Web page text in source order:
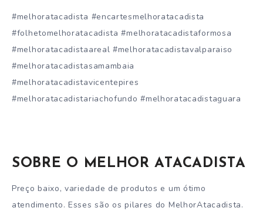
#melhoratacadista #encartesmelhoratacadista
#folhetomelhoratacadista #melhoratacadistaformosa
#melhoratacadistaareal #melhoratacadistavalparaiso
#melhoratacadistasamambaia
#melhoratacadistavicentepires
#melhoratacadistariachofundo #melhoratacadistaguara
SOBRE O MELHOR ATACADISTA
Preço baixo, variedade de produtos e um ótimo
atendimento. Esses são os pilares do MelhorAtacadista.